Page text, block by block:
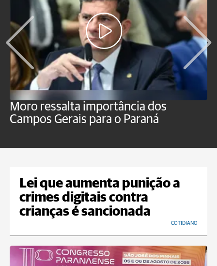
Moro ressalta importância dos
Campos Gerais para o Paraná
Lei que aumenta punição a
crimes digitais contra
crianças é sancionada
COTIDIANO